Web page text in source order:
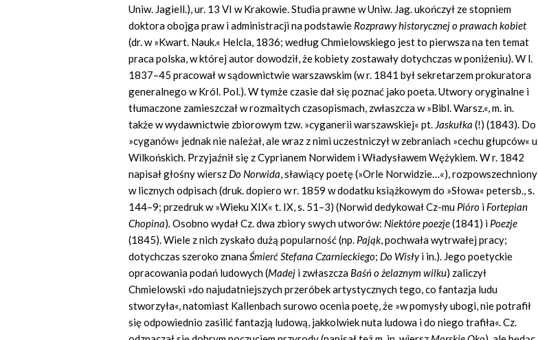
Uniw. Jagiell.), ur. 13 VI w Krakowie. Studia prawne w Uniw. Jag. ukończył ze stopniem
doktora obojga praw i administracji na podstawie Rozprawy historycznej o prawach kobiet
(dr. w »Kwart. Nauk.« Helcla, 1836; według Chmielowskiego jest to pierwsza na ten temat
praca polska, w której autor dowodził, że kobiety zostawały dotychczas w poniżeniu). W l.
1837–45 pracował w sądownictwie warszawskim (w r. 1841 był sekretarzem prokuratora
generalnego w Król. Pol.). W tymże czasie dał się poznać jako poeta. Utwory oryginalne i
tłumaczone zamieszczał w rozmaitych czasopismach, zwłaszcza w »Bibl. Warsz.«, m. in.
także w wydawnictwie zbiorowym tzw. »cyganerii warszawskiej« pt. Jaskułka (!) (1843). Do
»cyganów« jednak nie należał, ale wraz z nimi uczestniczył w zebraniach »cechu głupców« u
Wilkońskich. Przyjaźnił się z Cyprianem Norwidem i Władysławem Wężykiem. W r. 1842
napisał głośny wiersz Do Norwida, sławiący poetę (»Orle Norwidzie…«), rozpowszechniony
w licznych odpisach (druk. dopiero w r. 1859 w dodatku książkowym do »Słowa« petersb., s.
144–9; przedruk w »Wieku XIX« t. IX, s. 51–3) (Norwid dedykował Cz-mu Pióro i Fortepian
Chopina). Osobno wydał Cz. dwa zbiory swych utworów: Niektóre poezje(1841) i Poezje
(1845). Wiele z nich zyskało dużą popularność (np. Pająk, pochwała wytrwałej pracy;
dotychczas szeroko znanaŚmierć Stefana Czarnieckiego; Do Wisłyi in.). Jego poetyckie
opracowania podań ludowych (Madej i zwłaszcza Baśń o żelaznym wilku) zaliczył
Chmielowski »do najudatniejszych przeróbek artystycznych tego, co fantazja ludu
stworzyła«, natomiast Kallenbach surowo ocenia poetę, że »w pomysły ubogi, nie potrafił
się odpowiednio zasilić fantazją ludową, jakkolwiek nuta ludowa i do niego trafiła«. Cz.